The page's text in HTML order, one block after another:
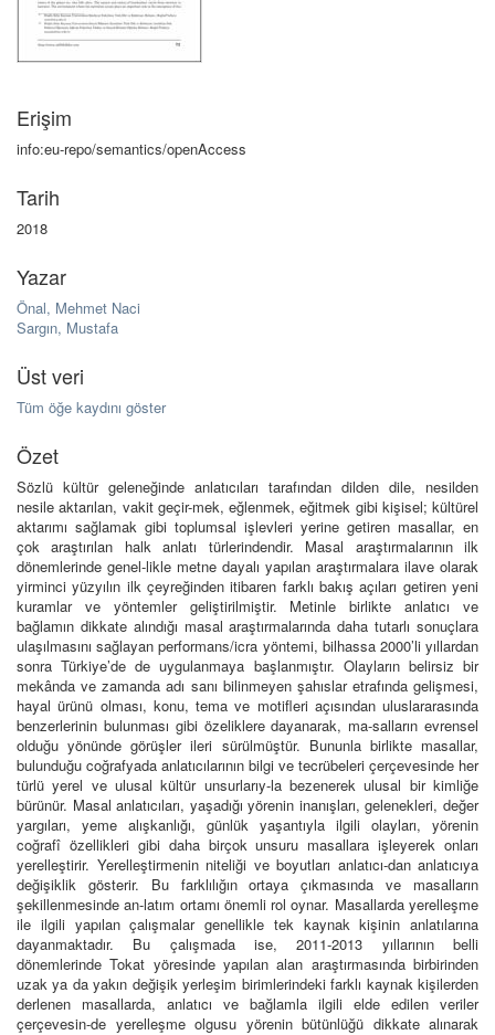
Erişim
info:eu-repo/semantics/openAccess
Tarih
2018
Yazar
Önal, Mehmet Naci
Sargın, Mustafa
Üst veri
Tüm öğe kaydını göster
Özet
Sözlü kültür geleneğinde anlatıcıları tarafından dilden dile, nesilden
nesile aktarılan, vakit geçir-mek, eğlenmek, eğitmek gibi kişisel; kültürel
aktarımı sağlamak gibi toplumsal işlevleri yerine getiren masallar, en
çok araştırılan halk anlatı türlerindendir. Masal araştırmalarının ilk
dönemlerinde genel-likle metne dayalı yapılan araştırmalara ilave olarak
yirminci yüzyılın ilk çeyreğinden itibaren farklı bakış açıları getiren yeni
kuramlar ve yöntemler geliştirilmiştir. Metinle birlikte anlatıcı ve
bağlamın dikkate alındığı masal araştırmalarında daha tutarlı sonuçlara
ulaşılmasını sağlayan performans/icra yöntemi, bilhassa 2000’li yıllardan
sonra Türkiye’de de uygulanmaya başlanmıştır. Olayların belirsiz bir
mekânda ve zamanda adı sanı bilinmeyen şahıslar etrafında gelişmesi,
hayal ürünü olması, konu, tema ve motifleri açısından uluslararasında
benzerlerinin bulunması gibi özeliklere dayanarak, ma-salların evrensel
olduğu yönünde görüşler ileri sürülmüştür. Bununla birlikte masallar,
bulunduğu coğrafyada anlatıcılarının bilgi ve tecrübeleri çerçevesinde her
türlü yerel ve ulusal kültür unsurlarıy-la bezenerek ulusal bir kimliğe
bürünür. Masal anlatıcıları, yaşadığı yörenin inanışları, gelenekleri, değer
yargıları, yeme alışkanlığı, günlük yaşantıyla ilgili olayları, yörenin
coğrafî özellikleri gibi daha birçok unsuru masallara işleyerek onları
yerelleştirir. Yerelleştirmenin niteliği ve boyutları anlatıcı-dan anlatıcıya
değişiklik gösterir. Bu farklılığın ortaya çıkmasında ve masalların
şekillenmesinde an-latım ortamı önemli rol oynar. Masallarda yerelleşme
ile ilgili yapılan çalışmalar genellikle tek kaynak kişinin anlatılarına
dayanmaktadır. Bu çalışmada ise, 2011-2013 yıllarının belli
dönemlerinde Tokat yöresinde yapılan alan araştırmasında birbirinden
uzak ya da yakın değişik yerleşim birimlerindeki farklı kaynak kişilerden
derlenen masallarda, anlatıcı ve bağlamla ilgili elde edilen veriler
çerçevesin-de yerelleşme olgusu yörenin bütünlüğü dikkate alınarak